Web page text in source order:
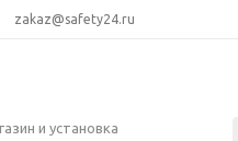
zakaz@safety24.ru
и установка